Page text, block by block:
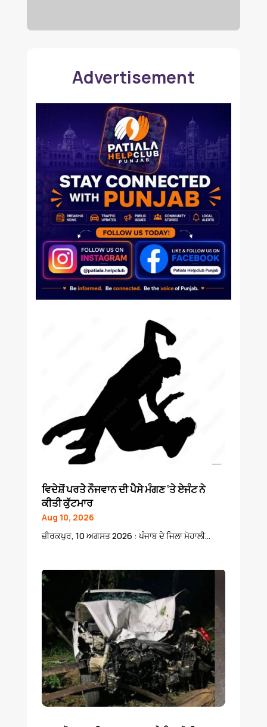
Advertisement
ਵਿਦੇਸ਼ੋਂ ਪਰਤੇੇ ਨੌਜਵਾਨ ਦੀ ਪੈਸੇ ਮੰਗਣ ‘ਤੇ ਏਜੰਟ ਨੇ
ਕੀਤੀ ਕੁੱਟਮਾਰ
Aug 10, 2026
ਜ਼ੀਰਕਪੁਰ, 10 ਅਗਸਤ 2026 : ਪੰਜਾਬ ਦੇ ਜਿਲਾ ਮੋਹਾਲੀ...